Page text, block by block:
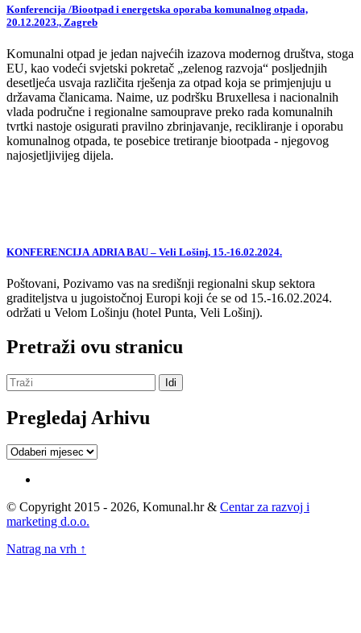
Konferencija /Biootpad i energetska oporaba komunalnog otpada,
20.12.2023., Zagreb
Komunalni otpad je jedan najvećih izazova modernog društva, stoga
EU, kao vodeći svjetski pokretač „zelenog razvoja“ posljednjih
desetljeća usvaja različita rješenja za otpad koja se primjenjuju u
državama članicama. Naime, uz podršku Bruxellesa i nacionalnih
vlada područne i regionalne samouprave preko rada komunalnih
tvrtki nastoje osigurati pravilno zbrinjavanje, recikliranje i oporabu
komunalnog otpada, te posebice tretiranje biootpada - njegovog
najosjetljivijeg dijela.
KONFERENCIJA ADRIA BAU – Veli Lošinj, 15.-16.02.2024.
Poštovani, Pozivamo vas na središnji regionalni skup sektora
graditeljstva u jugoistočnoj Europi koji će se od 15.-16.02.2024.
održati u Velom Lošinju (hotel Punta, Veli Lošinj).
Pretraži ovu stranicu
Pregledaj Arhivu
Pregledaj
© Copyright 2015 - 2026, Komunal.hr & Centar za razvoj i
marketing d.o.o.
Natrag na vrh ↑